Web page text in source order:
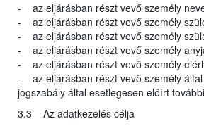
- az eljárásban részt vevő személy
- az eljárásban részt vevő személy
- az eljárásban részt vevő személy
- az eljárásban részt vevő személy
- az eljárásban részt vevő személy
- az eljárásban részt vevő személy
jogszabály által esetlegesen előírt
3.3 Az adatkezelés célja